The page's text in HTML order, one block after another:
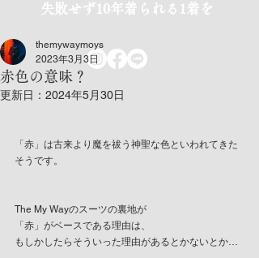
​失敗せず10年着られる1着を
赤色の意味？
themywaymoys
2023年3月3日
更新日： 2024年5月30日
「赤」は古来より魔を祓う神聖な色といわれてきた
そうです。
The My Wayのスーツの裏地が
「赤」がベースである理由は、
もしかしたらそういった理由があるとかないとか…